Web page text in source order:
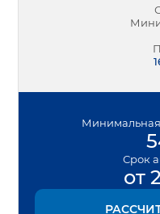
Минимальная
Срок
от